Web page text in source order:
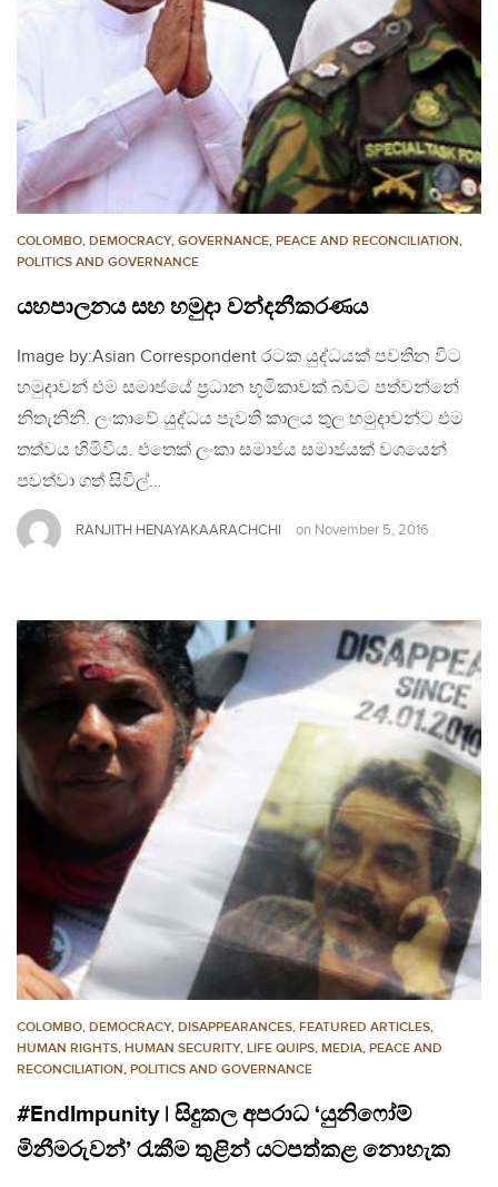
COLOMBO, DEMOCRACY, GOVERNANCE, PEACE AND RECONCILIATION,
POLITICS AND GOVERNANCE
යහපාලනය සහ හමුදා වන්දනීකරණය
Image by:Asian Correspondent රටක යුද්ධයක් පවතින විට
හමුදාවන් එම සමාජයේ ප්‍රධාන භූමිකාවක් බවට පත්වන්නේ
නිතැනිනි. ලංකාවේ යුද්ධය පැවති කාලය තුල හමුදාවන්ට එම
තත්වය හිමිවිය. එතෙක් ලංකා සමාජය සමාජයක් වශයෙන්
පවත්වා ගත් සිවිල්…
RANJITH HENAYAKAARACHCHI on November 5, 2016
COLOMBO, DEMOCRACY, DISAPPEARANCES, FEATURED ARTICLES,
HUMAN RIGHTS, HUMAN SECURITY, LIFE QUIPS, MEDIA, PEACE AND
RECONCILIATION, POLITICS AND GOVERNANCE
#EndImpunity | සිදුකල අපරාධ ‘යුනිෆෝම්
මිනීමරුවන්’ රැකීම තුළින් යටපත්කළ නොහැක